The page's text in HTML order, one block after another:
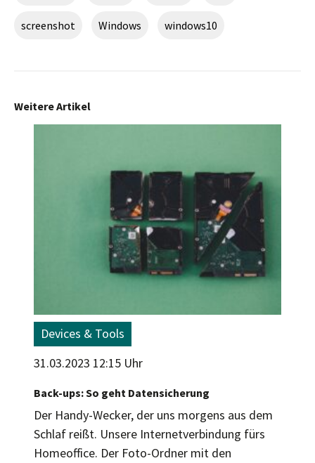
screenshot Windows windows10
Weitere Artikel
Devices & Tools
31.03.2023 12:15 Uhr
Back-ups: So geht Datensicherung
Der Handy-Wecker, der uns morgens aus dem
Schlaf reißt. Unsere Internetverbindung fürs
Homeoffice. Der Foto-Ordner mit den